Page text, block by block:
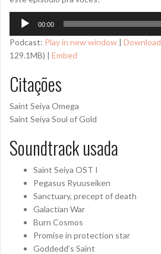
Tocador
áudio
00:00
Podcast: Play in new window | Download
129.1MB) | Embed
Citações
Saint Seiya Omega
Saint Seiya Soul of Gold
Soundtrack usada
Saint Seiya OST I
Pegasus Ryuuseiken
Sanctuary, precept of death
Galactian War
Burn Cosmos
Promise in protection star
Goddedd’s Saint